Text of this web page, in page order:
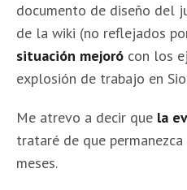
documento de diseño del
de la wiki (no reflejados
situación mejoró con los
explosión de trabajo en
Me atrevo a decir que la
trataré de que
meses.